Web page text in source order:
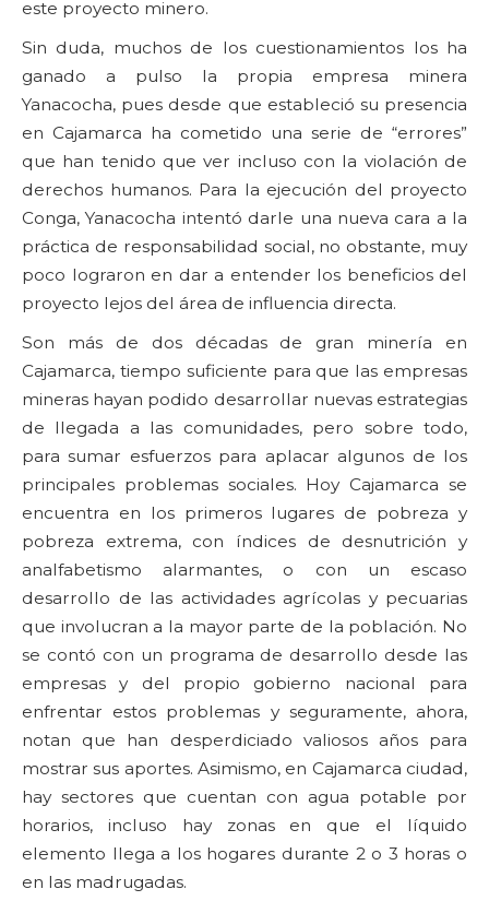
este proyecto minero.
Sin duda, muchos de los cuestionamientos los ha
ganado a pulso la propia empresa minera
Yanacocha, pues desde que estableció su presencia
en Cajamarca ha cometido una serie de “errores”
que han tenido que ver incluso con la violación de
derechos humanos. Para la ejecución del proyecto
Conga, Yanacocha intentó darle una nueva cara a la
práctica de responsabilidad social, no obstante, muy
poco lograron en dar a entender los beneficios del
proyecto lejos del área de influencia directa.
Son más de dos décadas de gran minería en
Cajamarca, tiempo suficiente para que las empresas
mineras hayan podido desarrollar nuevas estrategias
de llegada a las comunidades, pero sobre todo,
para sumar esfuerzos para aplacar algunos de los
principales problemas sociales. Hoy Cajamarca se
encuentra en los primeros lugares de pobreza y
pobreza extrema, con índices de desnutrición y
analfabetismo alarmantes, o con un escaso
desarrollo de las actividades agrícolas y pecuarias
que involucran a la mayor parte de la población. No
se contó con un programa de desarrollo desde las
empresas y del propio gobierno nacional para
enfrentar estos problemas y seguramente, ahora,
notan que han desperdiciado valiosos años para
mostrar sus aportes. Asimismo, en Cajamarca ciudad,
hay sectores que cuentan con agua potable por
horarios, incluso hay zonas en que el líquido
elemento llega a los hogares durante 2 o 3 horas o
en las madrugadas.